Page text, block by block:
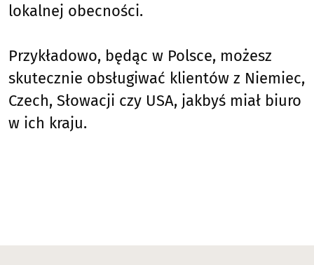
lokalnej obecności.
Przykładowo, będąc w Polsce, możesz
skutecznie obsługiwać klientów z Niemiec,
Czech, Słowacji czy USA, jakbyś miał biuro
w ich kraju.